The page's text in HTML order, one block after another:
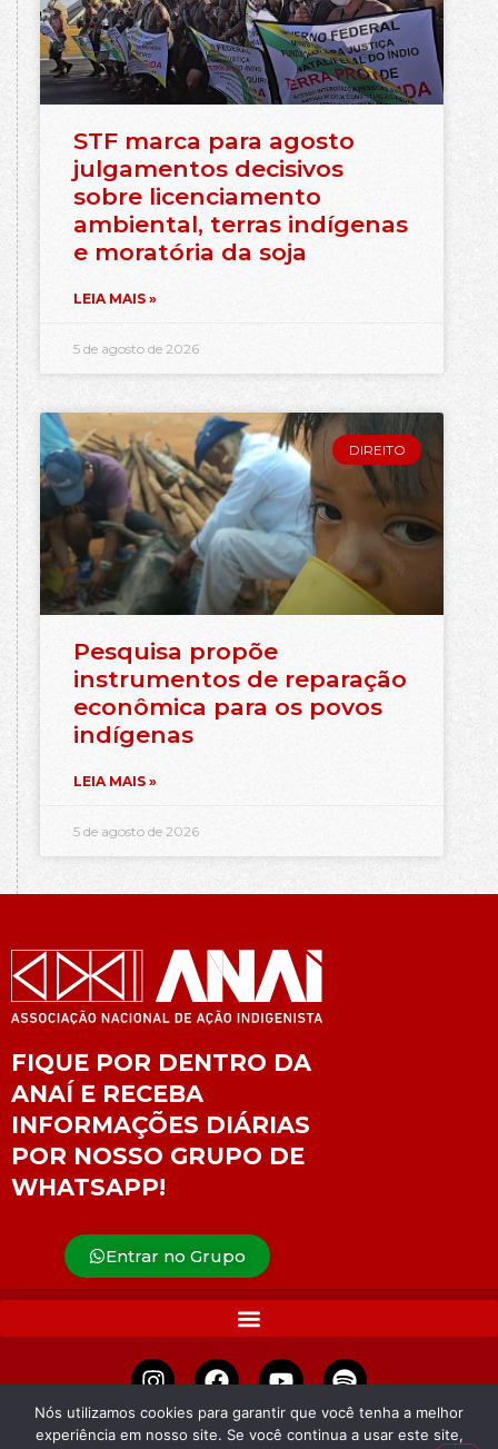
STF marca para agosto
julgamentos decisivos
sobre licenciamento
ambiental, terras indígenas
e moratória da soja
LEIA MAIS »
5 de agosto de 2026
DIREITO
Pesquisa propõe
instrumentos de reparação
econômica para os povos
indígenas
LEIA MAIS »
5 de agosto de 2026
FIQUE POR DENTRO DA
ANAÍ E RECEBA
INFORMAÇÕES DIÁRIAS
POR NOSSO GRUPO DE
WHATSAPP!
Entrar no Grupo
Nós utilizamos cookies para garantir que você tenha a melhor
experiência em nosso site. Se você continua a usar este site,